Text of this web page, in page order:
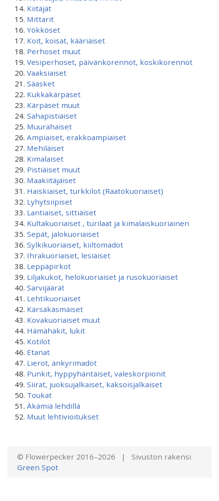
Kiitäjät
Mittarit
Yökköset
Koit, koisat, kääriäiset
Perhoset muut
Vesiperhoset, päivänkorennot, koskikorennot
Vaaksiaiset
Sääsket
Kukkakärpäset
Kärpäset muut
Sahapistiäiset
Muurahaiset
Ampiaiset, erakkoampiaiset
Mehiläiset
Kimalaiset
Pistiäiset muut
Maakiitäjäiset
Haiskiaiset, turkkilot (Raatokuoriaiset)
Lyhytsiipiset
Lantiaiset, sittiäiset
Kultakuoriaiset , turilaat ja kimalaiskuoriainen
Sepät, jalokuoriaiset
Sylkikuoriaiset, kiiltomadot
Ihrakuoriaiset, lesiäiset
Leppäpirkot
Liljakukot, helokuoriaiset ja rusokuoriaiset
Sarvijäärät
Lehtikuoriaiset
Kärsäkäsmäiset
Kovakuoriaiset muut
Hämähäkit, lukit
Kotilot
Etanat
Lierot, änkyrimadot
Punkit, hyppyhäntäiset, valeskorpionit
Siirat, juoksujalkaiset, kaksoisjalkaiset
Toukat
Äkämiä lehdillä
Muut lehtivioitukset
© Flowerpecker 2016–2026 | Sivuston rakensi
Green Spot